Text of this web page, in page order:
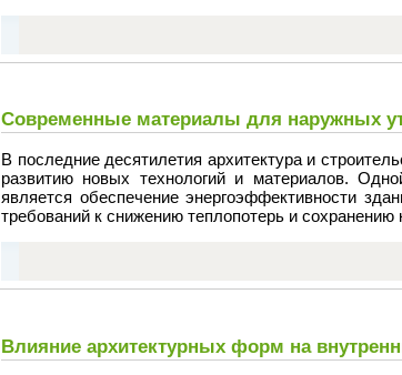
Современные материалы для наружных
В последние десятилетия архитектура и
развитию новых технологий и материалов.
является обеспечение энергоэффективности
требований к снижению теплопотерь и
Влияние архитектурных форм на